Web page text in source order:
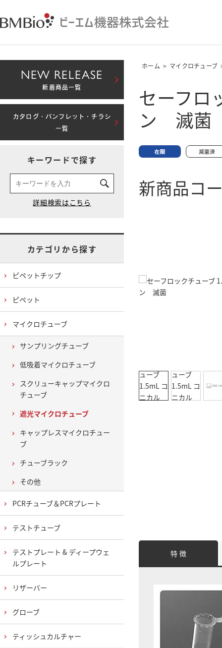
ホーム > マイクロチューブ
セーフロ
ン 滅菌
新商品コ
特 徴
NEW RELEASE
新着商品一覧
カタログ・パンフレット・チラシ
一覧
キーワードで探す
カテゴリから探す
ピペットチップ
ピペット
マイクロチューブ
サンプリングチューブ
低吸着マイクロチューブ
スクリューキャップマイクロ
チューブ
遮光マイクロチューブ
キャップレスマイクロチュー
ブ
チューブラック
その他
PCRチューブ＆PCRプレート
テストチューブ
テストプレート & ディープウェ
ルプレート
リザーバー
グローブ
ティッシュカルチャー